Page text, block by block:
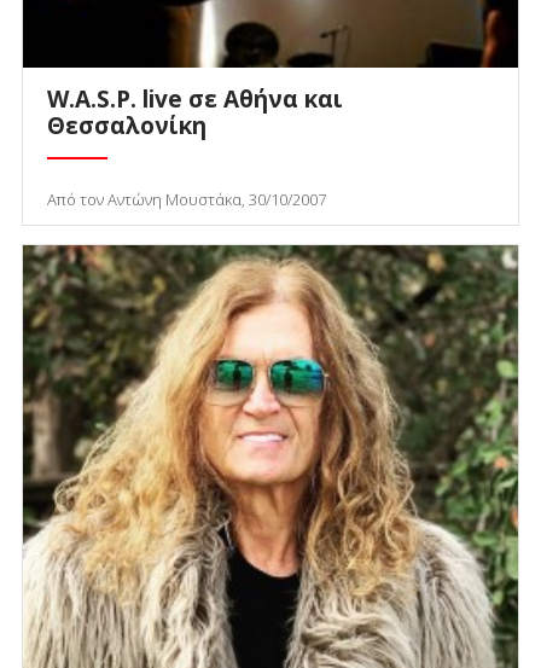
W.A.S.P. live σε Αθήνα και
Θεσσαλονίκη
Από τον Αντώνη Μουστάκα, 30/10/2007